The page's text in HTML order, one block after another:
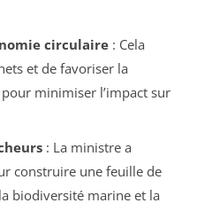
circulaire: Cela
et de favoriser la
minimiser l’impact sur
: La ministre a
construire une feuille de
biodiversité marine et la